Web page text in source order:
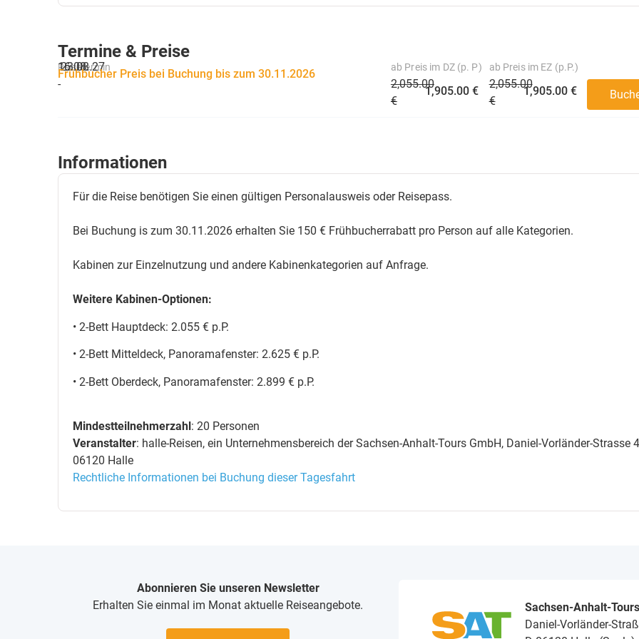
Termine & Preise
Reisetermin
16.08.
-
23.08.27
Frühbucher Preis bei Buchung bis zum 30.11.2026 ab Preis im DZ (p. P)
2,055.00
€
1,905.00 €
ab Preis im EZ (p.P.)
2,055.00
€
1,905.00 €
Informationen
Für die Reise benötigen Sie einen gültigen Personalausweis oder Reisepass.
Bei Buchung is zum 30.11.2026 erhalten Sie 150 € Frühbucherrabatt pro Person auf alle Kategorien.
Kabinen zur Einzelnutzung und andere Kabinenkategorien auf Anfrage.
Weitere Kabinen-Optionen:
• 2-Bett Hauptdeck: 2.055 € p.P.
• 2-Bett Mitteldeck, Panoramafenster: 2.625 € p.P.
• 2-Bett Oberdeck, Panoramafenster: 2.899 € p.P.
Mindestteilnehmerzahl: 20 Personen
Veranstalter: halle-Reisen, ein Unternehmensbereich der Sachsen-Anhalt-Tours GmbH, Daniel-Vorländer-Strasse
06120 Halle
Rechtliche Informationen bei Buchung dieser Tagesfahrt
Abonnieren Sie unseren Newsletter
Erhalten Sie einmal im Monat aktuelle Reiseangebote.
Sachsen-Anhalt-
Daniel-Vorländer-